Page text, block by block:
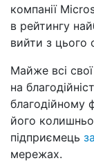
компанії
в рейтингу
вийти з цього
Майже всі
на
благодійному
його
підприємець
мережах.